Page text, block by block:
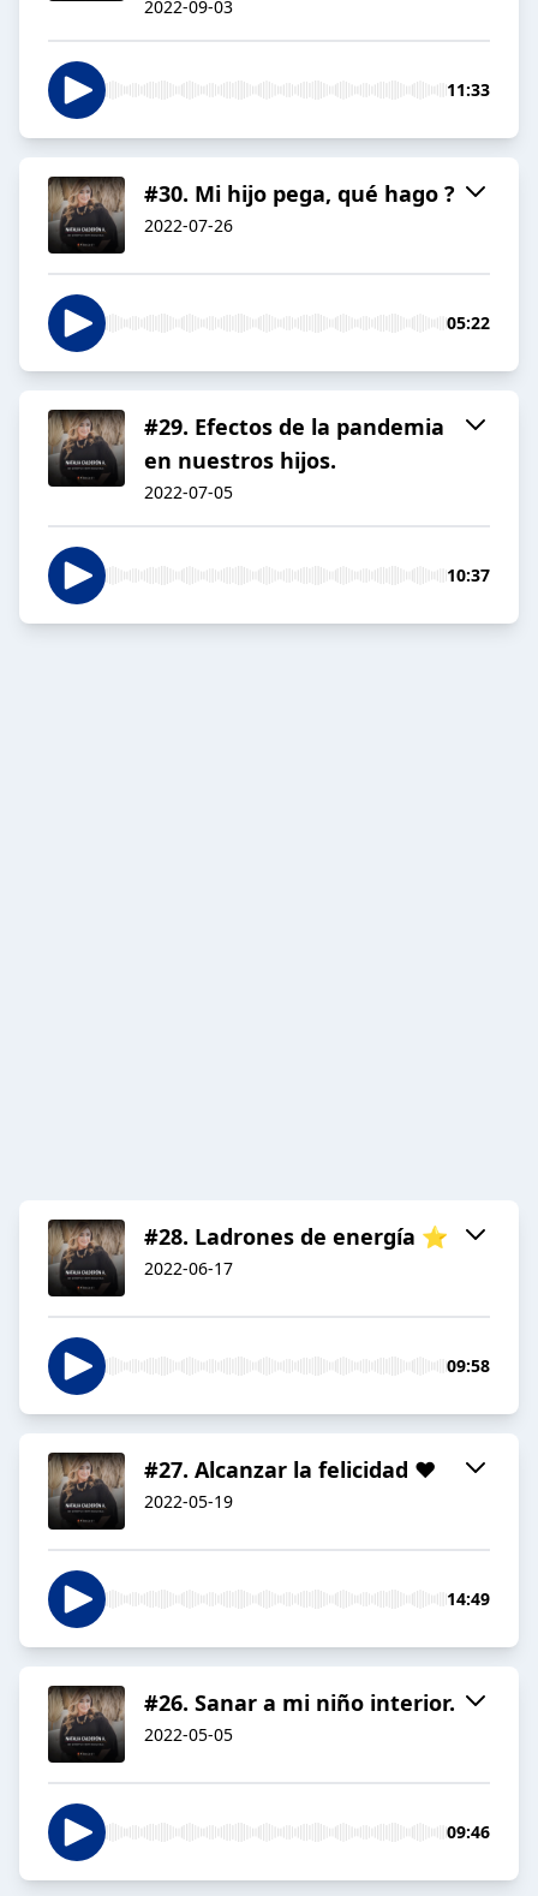
2022-09-03
11:33
#30. Mi hijo pega, qué hago ?
2022-07-26
05:22
#29. Efectos de la pandemia
en nuestros hijos.
2022-07-05
10:37
#28. Ladrones de energía ⭐️
2022-06-17
09:58
#27. Alcanzar la felicidad ❤️
2022-05-19
14:49
#26. Sanar a mi niño interior.
2022-05-05
09:46